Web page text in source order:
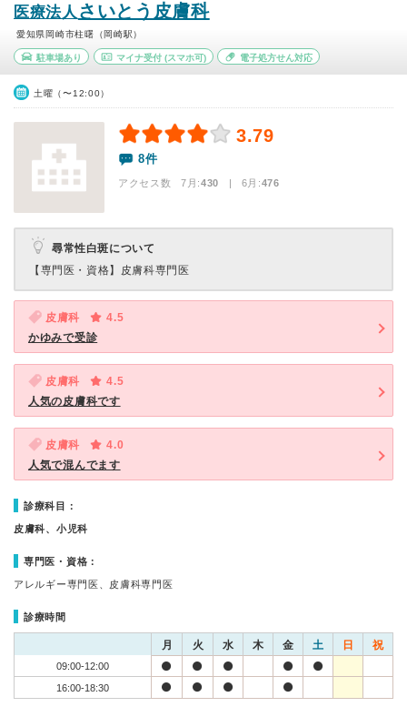
医療法人 さいとう皮膚科
愛知県岡崎市柱曙（岡崎駅）
駐車場あり マイナ受付(スマホ可) 電子処方せん対応
土曜（〜12:00）
3.79
8件
アクセス数 7月:430 | 6月:476
尋常性白斑について
【専門医・資格】 皮膚科専門医
皮膚科
4.5
かゆみで受診
皮膚科
4.5
人気の皮膚科です
皮膚科
4.0
人気で混んでます
診療科目：
皮膚科、小児科
専門医・資格：
アレルギー専門医、皮膚科専門医
診療時間
月 火 水 木 金 土 日 祝
09:00-12:00
16:00-18:30